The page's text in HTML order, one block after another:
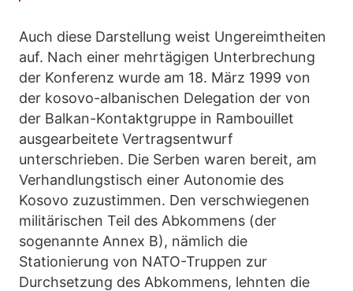
Auch diese Darstellung weist Ungereimtheiten
auf. Nach einer mehrtägigen Unterbrechung
der Konferenz wurde am 18. März 1999 von
der kosovo-albanischen Delegation der von
der Balkan-Kontaktgruppe in Rambouillet
ausgearbeitete Vertragsentwurf
unterschrieben. Die Serben waren bereit, am
Verhandlungstisch einer Autonomie des
Kosovo zuzustimmen. Den verschwiegenen
militärischen Teil des Abkommens (der
sogenannte Annex B), nämlich die
Stationierung von NATO-Truppen zur
Durchsetzung des Abkommens, lehnten die